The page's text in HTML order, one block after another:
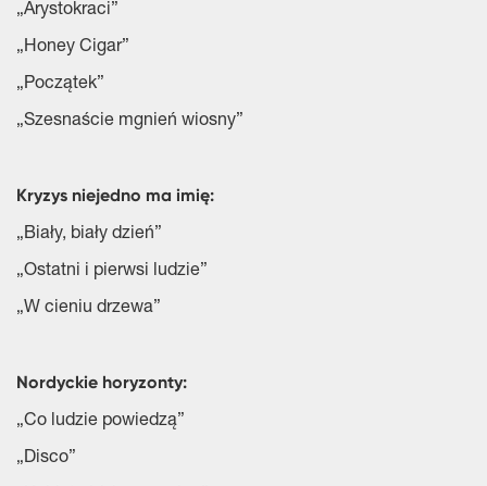
„Arystokraci”
„Honey Cigar”
„Początek”
„Szesnaście mgnień wiosny”
Kryzys niejedno ma imię:
„Biały, biały dzień”
„Ostatni i pierwsi ludzie”
„W cieniu drzewa”
Nordyckie horyzonty:
„Co ludzie powiedzą”
„Disco”